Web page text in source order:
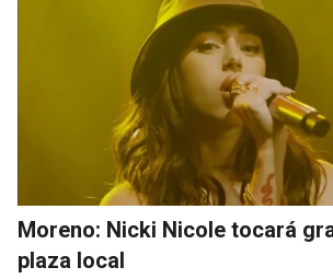
Moreno: Nicki Nicole tocará
plaza local